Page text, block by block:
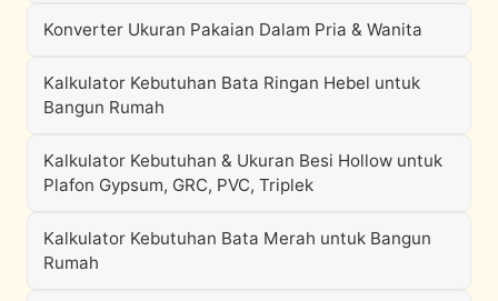
Konverter Ukuran Pakaian Dalam Pria & Wanita
Kalkulator Kebutuhan Bata Ringan Hebel untuk
Bangun Rumah
Kalkulator Kebutuhan & Ukuran Besi Hollow untuk
Plafon Gypsum, GRC, PVC, Triplek
Kalkulator Kebutuhan Bata Merah untuk Bangun
Rumah